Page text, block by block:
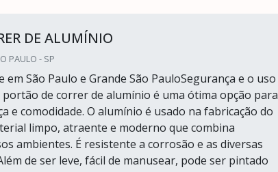
DE ALUMÍNIO
PAULO - SP
São Paulo e Grande São PauloSegurança e o uso
de correr de alumínio é uma ótima opção para
e comodidade. O alumínio é usado na fabricação do
limpo, atraente e moderno que combina
ambientes. É resistente a corrosão e as diversas
de ser leve, fácil de manusear, pode ser pintado